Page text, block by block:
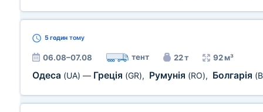
5 годин тому
06.08–07.08 тент 22 т 92 м³
Одеса (UA) — Греція (GR), Румунія (RO), Болгарія